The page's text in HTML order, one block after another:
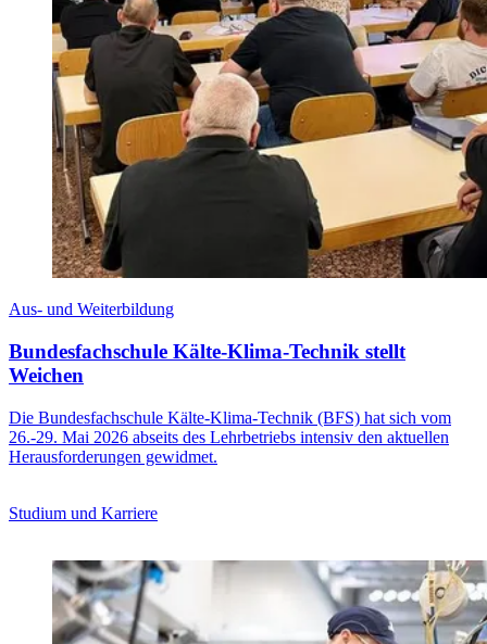
Aus- und Weiterbildung
Bundesfachschule Kälte-Klima-Technik stellt
Weichen
Die Bundesfachschule Kälte-Klima-Technik (BFS) hat sich vom
26.-29. Mai 2026 abseits des Lehrbetriebs intensiv den aktuellen
Herausforderungen gewidmet.
Studium und Karriere